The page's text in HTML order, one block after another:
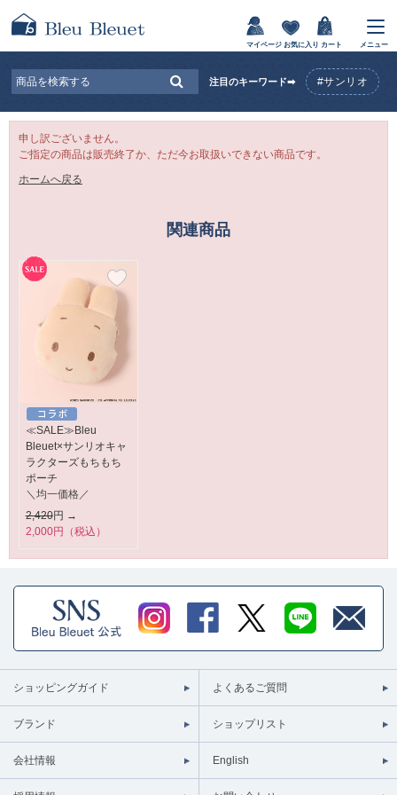
マイページ お気に入り カート メニュー
注目のキーワード➡ #サンリオ
申し訳ございません。
ご指定の商品は販売終了か、ただ今お取扱いできない商品です。
ホームへ戻る
関連商品
≪SALE≫Bleu
Bleuet×サンリオキャ
ラクターズもちもち
ポーチ
＼均一価格／
2,420円 →
2,000円（税込）
ショッピングガイド よくあるご質問
ブランド ショップリスト
会社情報 English